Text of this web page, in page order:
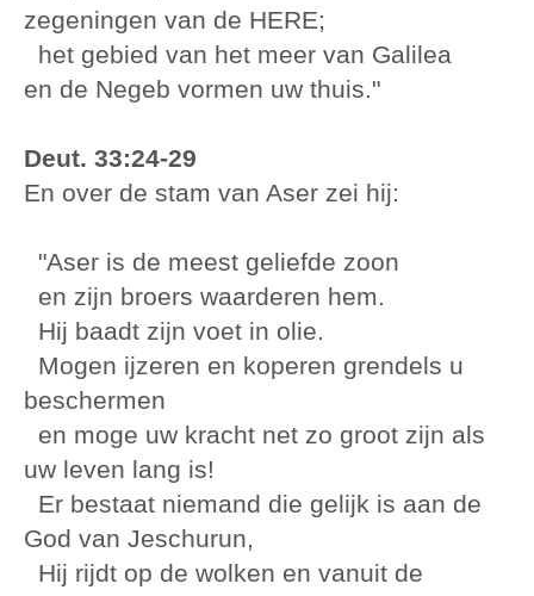
zegeningen van de HERE;
het gebied van het meer van Galilea
en de Negeb vormen uw thuis."
Deut. 33:24-29
En over de stam van Aser zei hij:
"Aser is de meest geliefde zoon
en zijn broers waarderen hem.
Hij baadt zijn voet in olie.
Mogen ijzeren en koperen grendels u
beschermen
en moge uw kracht net zo groot zijn als
uw leven lang is!
Er bestaat niemand die gelijk is aan de
God van Jeschurun,
Hij rijdt op de wolken en vanuit de